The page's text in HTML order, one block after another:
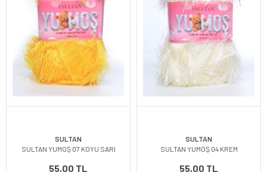
SULTAN
SULTAN YUMOŞ 07 KOYU SARI
55,00 TL
SULTAN
SULTAN YUMOŞ 04 KREM
55,00 TL